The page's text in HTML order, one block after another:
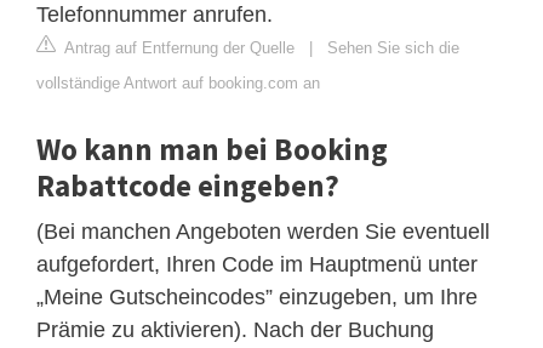
Telefonnummer anrufen.
Antrag auf Entfernung der Quelle | Sehen Sie sich die
vollständige Antwort auf booking.com an
Wo kann man bei Booking
Rabattcode eingeben?
(Bei manchen Angeboten werden Sie eventuell
aufgefordert, Ihren Code im Hauptmenü unter
„Meine Gutscheincodes” einzugeben, um Ihre
Prämie zu aktivieren). Nach der Buchung